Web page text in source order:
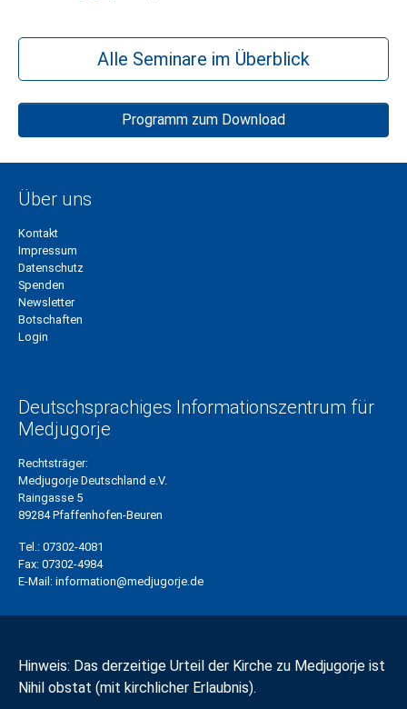
Alle Seminare im Überblick
Programm zum Download
Über uns
Kontakt
Impressum
Datenschutz
Spenden
Newsletter
Botschaften
Login
Deutschsprachiges Informationszentrum für
Medjugorje
Rechtsträger:
Medjugorje Deutschland e.V.
Raingasse 5
89284 Pfaffenhofen-Beuren
Tel.: 07302-4081
Fax: 07302-4984
E-Mail: information@medjugorje.de
Hinweis: Das derzeitige Urteil der Kirche zu Medjugorje ist
Nihil obstat (mit kirchlicher Erlaubnis).